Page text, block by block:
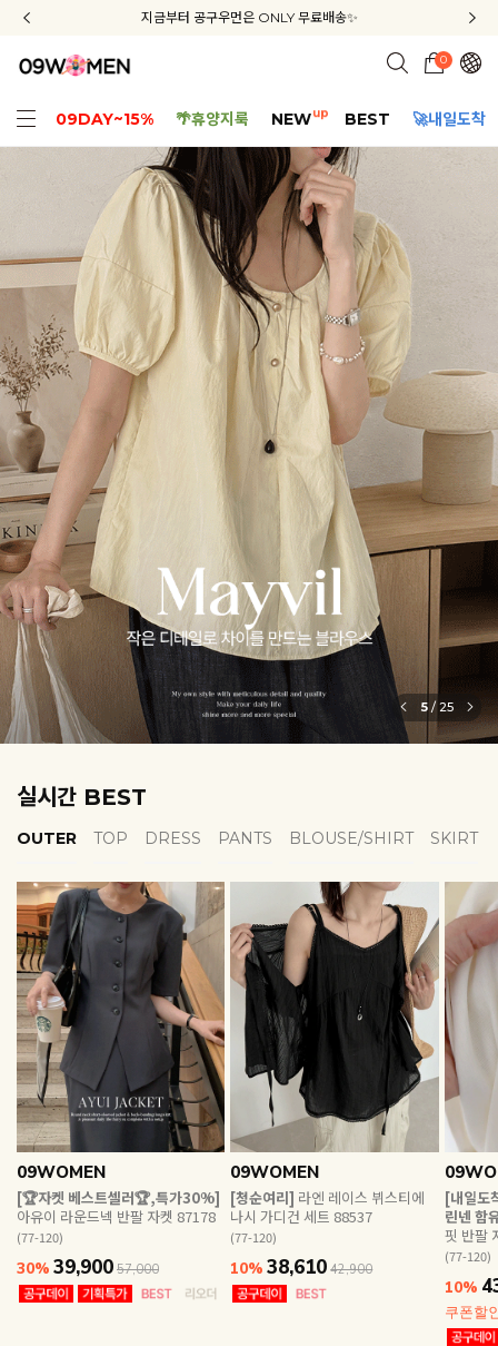
신규회원 가입 3종 쿠폰 + 배송비 무료 + APP 다운로드 혜택
공구데이에도 내일도착! 10% OFF + 5% COUPON
지금부터 공구우먼은 ONLY 무료배송✨
신규회원 가입 3종 쿠폰 + 배송비 무료 + APP 다운로드 혜택
공구데이에도 내일도착! 10% OFF + 5% COUPON
0
09DAY~15% 🌴휴양지룩 NEWup BEST 🚀내일도착
EVERY, SAY
인플루언서 PICK한 지금 꼭 필요한 장마룩!
7 /25
실시간 BEST
OUTER TOP DRESS PANTS BLOUSE/SHIRT SKIRT
09WOMEN
[🏆자켓 베스트셀러🏆,특가30%]
아유이 라운드넥 반팔 자켓 87178
(77-120)
30% 39,900 57,000
09WOMEN
[청순여리] 라엔 레이스 뷔스티에
나시 가디건 세트 88537
(77-120)
10% 38,610 42,900
[내일도
린넨 함
핏 반팔
(77-120)
10%
쿠폰할